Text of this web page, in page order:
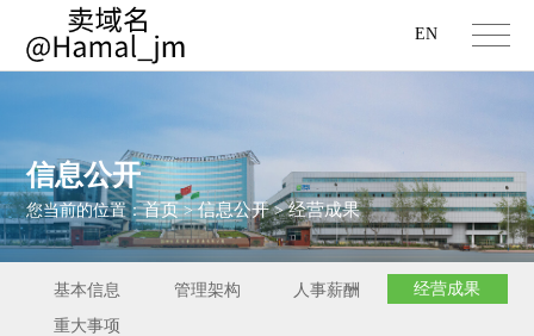
EN
信息公开
您当前的位置：首页>信息公开>经营成果
基本信息 管理架构 人事薪酬 经营成果
重大事项